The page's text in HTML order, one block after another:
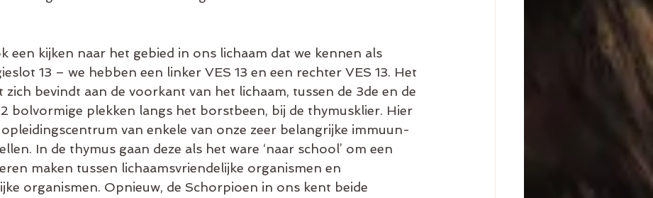
een kijken naar het gebied in ons lichaam dat we kennen als
13 – we hebben een linker VES 13 en een rechter VES 13. Het
zich bevindt aan de voorkant van het lichaam, tussen de 3de en de
bolvormige plekken langs het borstbeen, bij de thymusklier. Hier
van enkele van onze zeer belangrijke immuun-
In de thymus gaan deze als het ware ‘naar school’ om een
maken tussen lichaamsvriendelijke organismen en
organismen. Opnieuw, de Schorpioen in ons kent beide